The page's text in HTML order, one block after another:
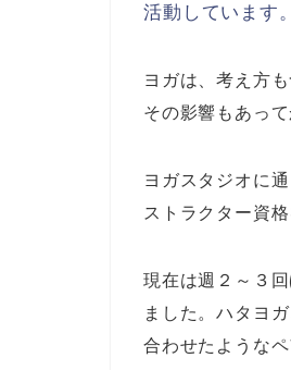
活動しています。
ヨガは、考え方
その影響もあっ
ヨガスタジオに
ストラクター資
現在は週２～３
ました。ハタヨ
合わせたような